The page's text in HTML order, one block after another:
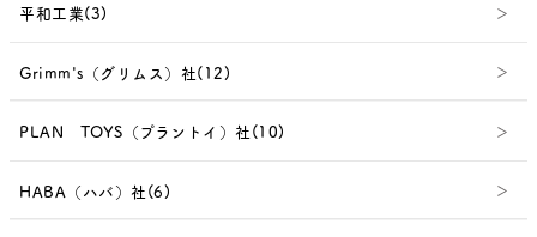
平和工業(3)
Grimm's（グリムス）社(12)
PLAN TOYS（プラントイ）社(10)
HABA（ハバ）社(6)